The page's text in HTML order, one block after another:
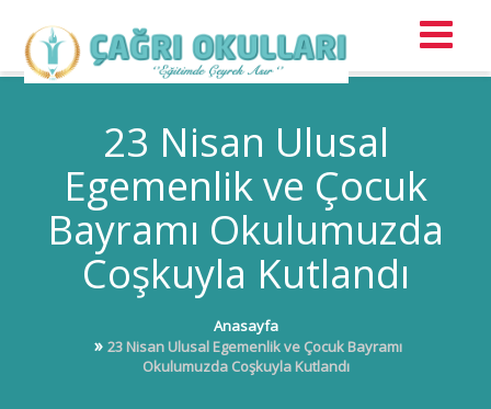
23 Nisan Ulusal
Egemenlik ve Çocuk
Bayramı Okulumuzda
Coşkuyla Kutlandı
Anasayfa
23 Nisan Ulusal Egemenlik ve Çocuk Bayramı
Okulumuzda Coşkuyla Kutlandı